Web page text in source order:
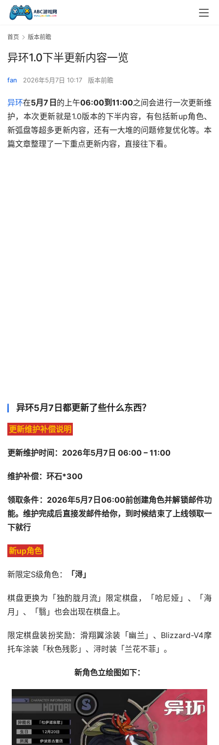
首页 版本前瞻
异环1.0下半更新内容一览
fan 2026年5月7日 10:17 版本前瞻
异环在5月7日 的上午06:00到11:00之间会进行一次更新维
护，本次更新就是1.0版本的下半内容，有包括新up角色、
新弧盘等超多更新内容，还有一大堆的问题修复优化等。本
篇文章整理了一下重点更新内容，直接往下看。
异环5月7日都更新了些什么东西？
更新维护补偿说明
更新维护时间：2026年5月7日 06:00 – 11:00
维护补偿：环石*300
领取条件：2026年5月7日06:00前创建角色并解锁邮件功
能。维护完成后直接发邮件给你，到时候结束了上线领取一
下就行
新up角色
新限定S级角色： 「浔」
棋盘更换为「独酌胧月流」限定棋盘，「哈尼娅」、「海
月」、「翳」也会出现在棋盘上。
限定棋盘装扮奖励：滑翔翼涂装「幽兰」、Blizzard-V4摩
托车涂装「秋色残影」、浔时装「兰花不菲」。
新角色立绘图如下：